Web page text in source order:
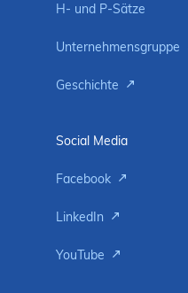
H- und P-Sätze
Unternehmensgruppe
Geschichte
Social Media
Facebook
LinkedIn
YouTube